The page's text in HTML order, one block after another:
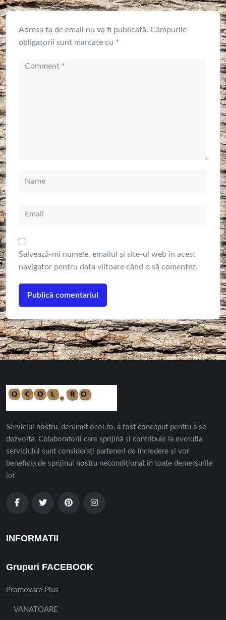
Adresa ta de email nu va fi publicată. Câmpurile
obligatorii sunt marcate cu *
Salvează-mi numele, emailul și site-ul web în acest
navigator pentru data viitoare când o să comentez.
Serviciul nostru, denumit ocol.ro, a fost conceput pentru a se
dezvolta. Colaboratorii care sprijină și contribuie la evoluția
serviciului sunt considerați parteneri de încredere și vor
beneficia de sprijinul nostru necondiționat în toate demersurile
lor
INFORMATII
Grupuri FACEBOOK
Promovare Plus
VANATOARE